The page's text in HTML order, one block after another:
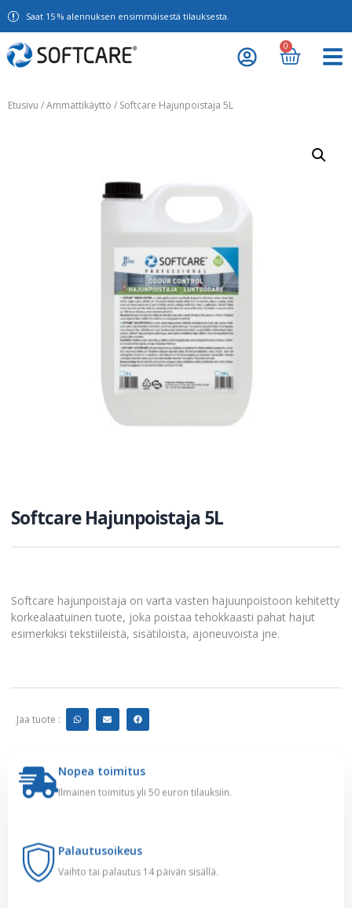
Saat 15 % alennuksen ensimmäisestä tilauksesta.
0
Etusivu /Ammattikäyttö / Softcare Hajunpoistaja 5L
Softcare Hajunpoistaja 5L
Softcare hajunpoistaja on varta vasten hajuunpoistoon kehitetty
korkealaatuinen tuote, joka poistaa tehokkaasti pahat hajut
esimerkiksi tekstiileistä, sisätiloista, ajoneuvoista jne.
Jaa tuote :
Nopea toimitus
Ilmainen toimitus yli 50 euron tilauksiin.
Palautusoikeus
Vaihto tai palautus 14 päivän sisällä.